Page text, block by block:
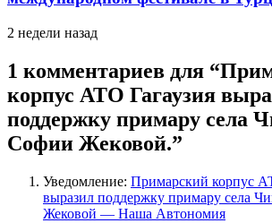
2 недели назад
1 комментариев для “
корпус АТО Гагаузия
поддержку примару села
Софии Жековой.”
Уведомление: Примарский корпус
выразил поддержку примару села
Жековой — Наша Автономия